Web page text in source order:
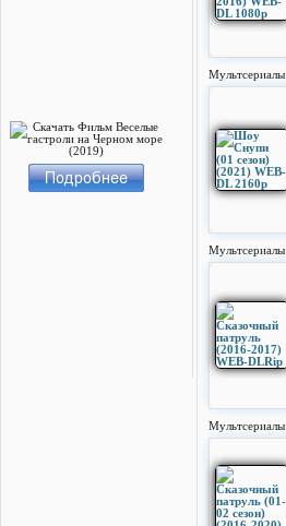
Мультсериалы
Мультсериалы
Мультсериалы